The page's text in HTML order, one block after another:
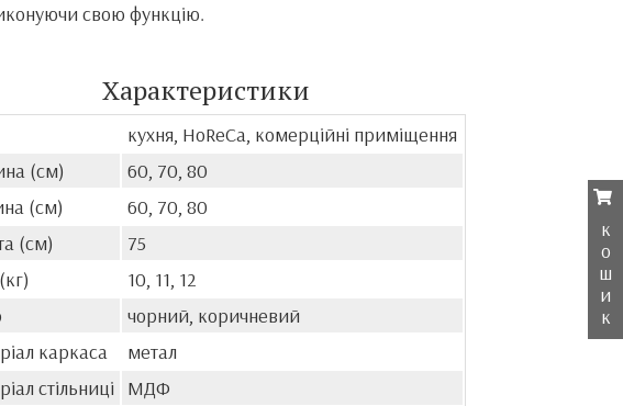
свою функцію.
Характеристики
кухня, HoReCa, комерційні приміщення
(см)
60, 70, 80
(см)
60, 70, 80
(см)
75
10, 11, 12
чорний, коричневий
каркаса
метал
стільниці
МДФ
к
о
ш
и
к